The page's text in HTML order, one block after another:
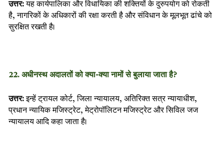
उत्तर:यह कार्यपालिका और विधायिका की शक्तियों के दुरुपयोग को रोकती
है, नागरिकों के अधिकारों की रक्षा करती है और संविधान के मूलभूत ढांचे को
सुरक्षित रखती है।
22. अधीनस्थ अदालतों को क्या-क्या नामों से बुलाया जाता है?
उत्तर:इन्हें ट्रायल कोर्ट, जिला न्यायालय, अतिरिक्त सत्र न्यायाधीश,
प्रधान न्यायिक मजिस्ट्रेट, मेट्रोपॉलिटन मजिस्ट्रेट और सिविल जज
न्यायालय आदि कहा जाता है।